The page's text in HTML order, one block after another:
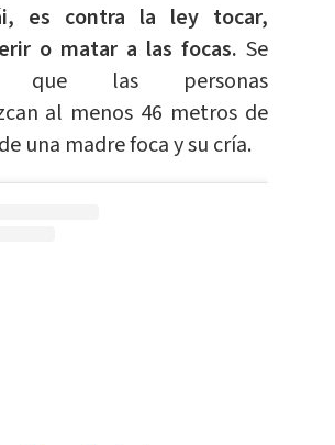
es contra la ley tocar,
o matar a las focas. Se
que las personas
al menos 46 metros de
una madre foca y su cría.